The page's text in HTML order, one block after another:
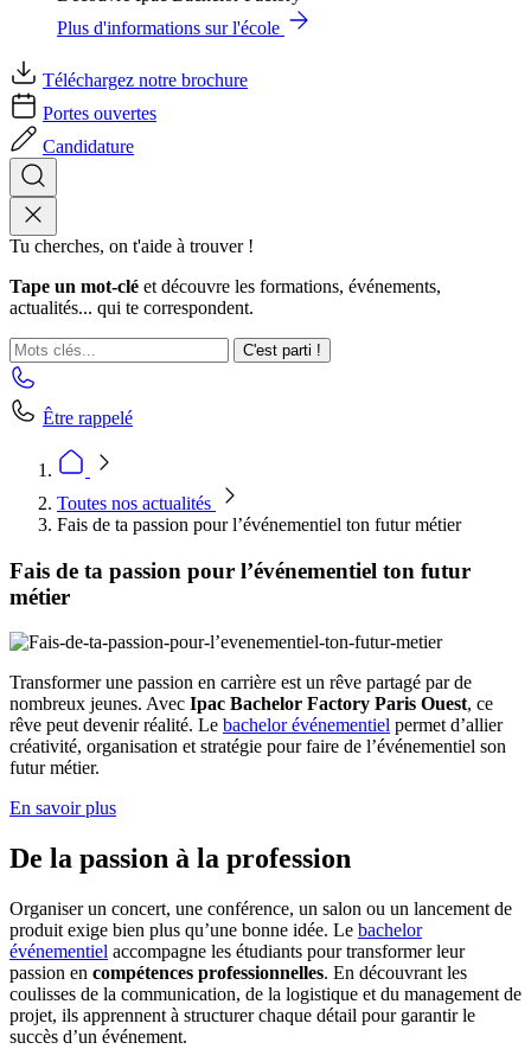
Plus d'informations sur l'école
Téléchargez notre brochure
Portes ouvertes
Candidature
Tu cherches, on t'aide à trouver !
Tape un mot-clé et découvre les formations, événements,
actualités... qui te correspondent.
C'est parti !
Être rappelé
Toutes nos actualités
Fais de ta passion pour l’événementiel ton futur métier
Fais de ta passion pour l’événementiel ton futur
métier
Transformer une passion en carrière est un rêve partagé par de
nombreux jeunes. Avec Ipac Bachelor Factory Paris Ouest, ce
rêve peut devenir réalité. Le bachelor événementiel permet d’allier
créativité, organisation et stratégie pour faire de l’événementiel son
futur métier.
En savoir plus
De la passion à la profession
Organiser un concert, une conférence, un salon ou un lancement de
produit exige bien plus qu’une bonne idée. Le bachelor
événementiel accompagne les étudiants pour transformer leur
passion en compétences professionnelles. En découvrant les
coulisses de la communication, de la logistique et du management de
projet, ils apprennent à structurer chaque détail pour garantir le
succès d’un événement.